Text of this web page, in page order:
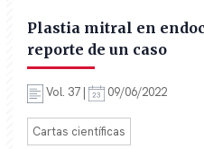
Plastia mitral en
reporte de un caso
Vol. 37 | 09/06/2022
Cartas científicas